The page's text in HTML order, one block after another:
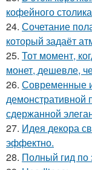
кофейного
24. Сочетание
который задаёт
25. Тот момент,
монет, дешевле,
26. Современные
демонстративной
сдержанной
27. Идея декора
эффектно.
28. Полный гид по